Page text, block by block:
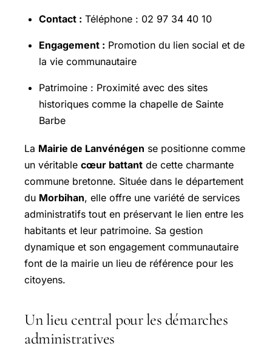
Contact : Téléphone : 02 97 34 40 10
Engagement : Promotion du lien social et de
la vie communautaire
Patrimoine : Proximité avec des sites
historiques comme la chapelle de Sainte
Barbe
La Mairie de Lanvénégen se positionne comme
un véritable cœur battant de cette charmante
commune bretonne. Située dans le département
du Morbihan, elle offre une variété de services
administratifs tout en préservant le lien entre les
habitants et leur patrimoine. Sa gestion
dynamique et son engagement communautaire
font de la mairie un lieu de référence pour les
citoyens.
Un lieu central pour les démarches
administratives